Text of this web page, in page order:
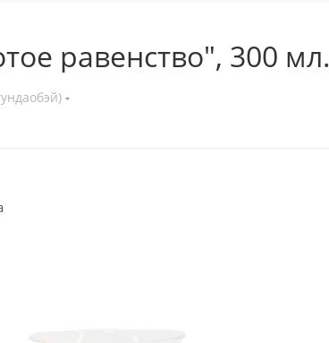
равенство", 300 мл.